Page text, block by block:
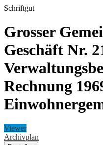
Schriftgut
Grosser
Geschäft Nr.
Rechnung
Viewer
Archivplan